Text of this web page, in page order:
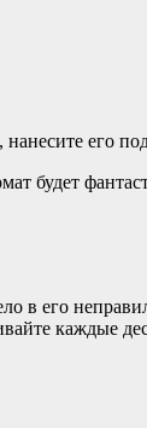
его
будет
в его
каждые